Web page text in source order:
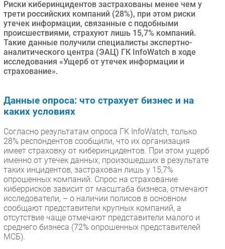
Безопасность
Инновации
CIO/Управление ИТ
Гаджеты
Здоровье
РАЗДЕЛЫ
Новости
Аналитика
Интервью
Мероприятия
Проекты
IT класс
Тестовый стенд
Каталог компаний
Риски киберинцидентов застрахованы менее чем у
трети российских компаний (28%), при этом риски
утечек информации, связанные с подобными
происшествиями, страхуют лишь 15,7% компаний.
Такие данные получили специалисты экспертно-
аналитического центра (ЭАЦ) ГК InfoWatch в ходе
исследования «Ущерб от утечек информации и
страхование».
Данные опроса: что страхует бизнес и на
каких условиях
Согласно результатам опроса ГК InfoWatch, только
28% респондентов сообщили, что их организация
имеет страховку от киберинцидентов. При этом ущерб
именно от утечек данных, произошедших в результате
таких инцидентов, застрахован лишь у 15,7%
опрошенных компаний. Спрос на страхование
киберрисков зависит от масштаба бизнеса, отмечают
исследователи, – о наличии полисов в основном
сообщают представители крупных компаний, а
отсутствие чаще отмечают представители малого и
среднего бизнеса (72% опрошенных представителей
МСБ).